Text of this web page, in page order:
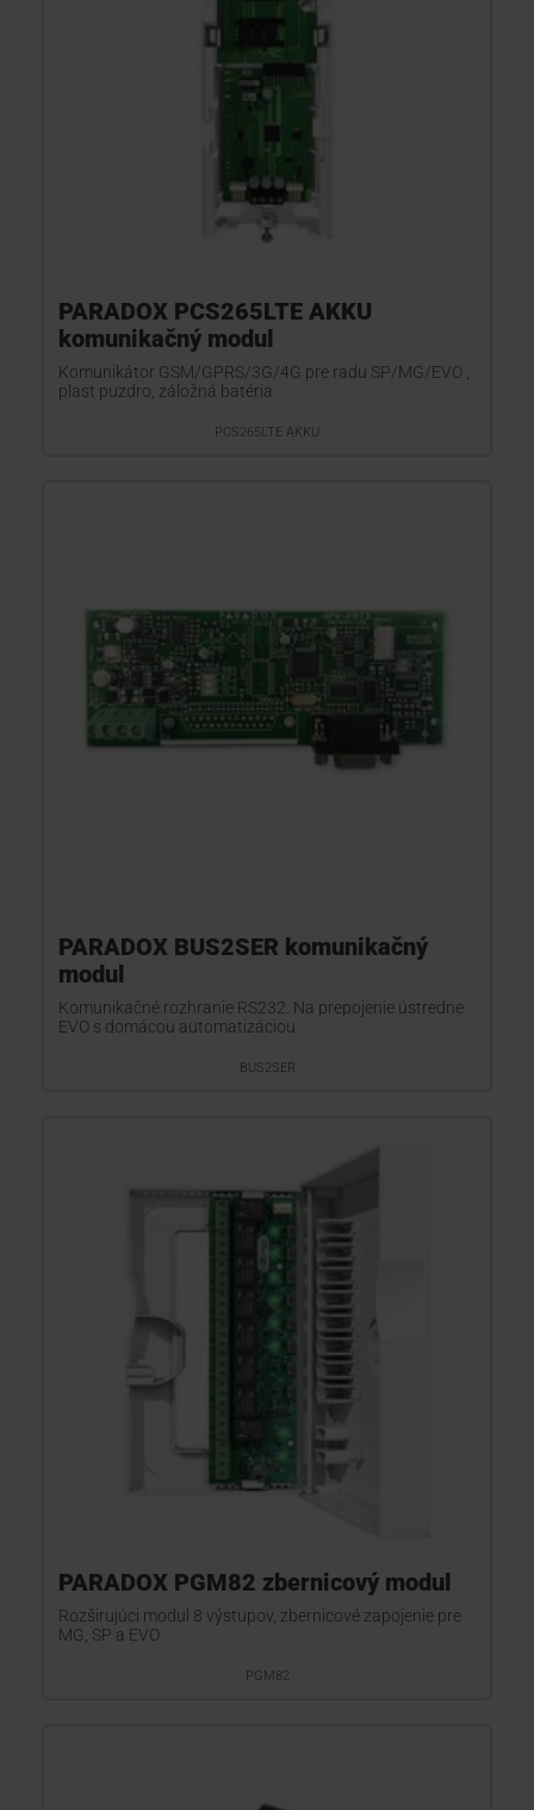
PARADOX PCS265LTE AKKU
komunikačný modul
Komunikátor GSM/GPRS/3G/4G pre radu SP/MG/EVO ,
plast puzdro, záložná batéria
PCS265LTE AKKU
PARADOX BUS2SER komunikačný
modul
Komunikačné rozhranie RS232. Na prepojenie ústredne
EVO s domácou automatizáciou
BUS2SER
PARADOX PGM82 zbernicový modul
Rozširujúci modul 8 výstupov, zbernicové zapojenie pre
MG, SP a EVO
PGM82